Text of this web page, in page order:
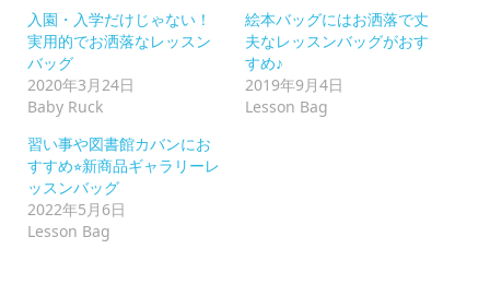
ク
リ
ッ
ク
し
て
く
だ
い
(新
し
い
ウ
ィ
ン
ド
入園・入学だけじゃない！
実用的でお洒落なレッスン
バッグ
2020年3月24日
Baby Ruck
絵本バッグにはお洒落で丈
夫なレッスンバッグがおす
すめ♪
2019年9月4日
Lesson Bag
習い事や図書館カバンにお
すすめ⭐︎新商品ギャラリーレ
ッスンバッグ
2022年5月6日
Lesson Bag